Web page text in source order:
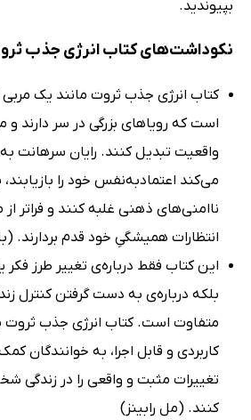
بپیوندید.
نکوداشت‌های کتاب انرژی جذب
کتاب انرژی جذب ثروت مانند یک
است که رویاهای بزرگی در سر دارند و
واقعیت تبدیل کنند. رایان سرهانت
می‌کند اعتمادبه‌نفس خود را بازیابند،
ناامنی‌های ذهنی غلبه کنند و فراتر
انتظارات همیشگیِ خود قدم بردارند.
این کتاب فقط درباره‌ی تغییر طرز
بلکه درباره‌ی به دست گرفتن کنترل
متفاوت است. کتاب انرژی جذب ثروت
کاربردی و قابل اجرا، به خوانندگان
تغییرات مثبت و واقعی را در زندگی
کنند. (مل رابینز)